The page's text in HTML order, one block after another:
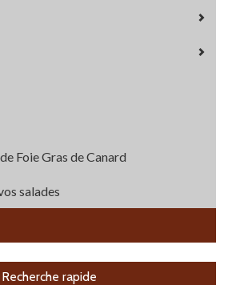
Foie Gras de Canard
salades
Recherche rapide